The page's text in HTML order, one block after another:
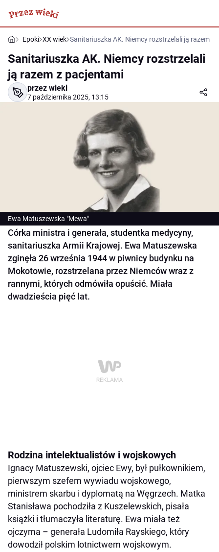
Epoki XX wiek Sanitariuszka AK. Niemcy rozstrzelali ją razem z
Sanitariuszka AK. Niemcy rozstrzelali
ją razem z pacjentami
przez wieki
7 października 2025, 13:15
Ewa Matuszewska "Mewa"
Córka ministra i generała, studentka medycyny,
sanitariuszka Armii Krajowej. Ewa Matuszewska
zginęła 26 września 1944 w piwnicy budynku na
Mokotowie, rozstrzelana przez Niemców wraz z
rannymi, których odmówiła opuścić. Miała
dwadzieścia pięć lat.
Rodzina intelektualistów i wojskowych
Ignacy Matuszewski, ojciec Ewy, był pułkownikiem,
pierwszym szefem wywiadu wojskowego,
ministrem skarbu i dyplomatą na Węgrzech. Matka
Stanisława pochodziła z Kuszelewskich, pisała
książki i tłumaczyła literaturę. Ewa miała też
ojczyma – generała Ludomiła Rayskiego, który
dowodził polskim lotnictwem wojskowym.